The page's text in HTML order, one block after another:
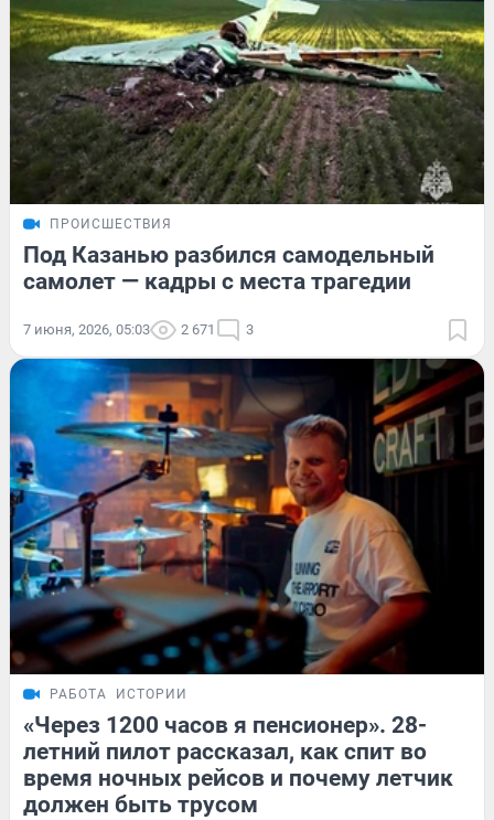
ПРОИСШЕСТВИЯ
Под Казанью разбился самодельный
самолет — кадры с места трагедии
7 июня, 2026, 05:03 2 671 3
РАБОТА ИСТОРИИ
«Через 1200 часов я пенсионер». 28-
летний пилот рассказал, как спит во
время ночных рейсов и почему летчик
должен быть трусом